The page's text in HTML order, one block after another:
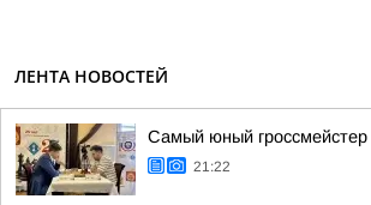
ЛЕНТА НОВОСТЕЙ
Самый юный гроссмейстер
21:22